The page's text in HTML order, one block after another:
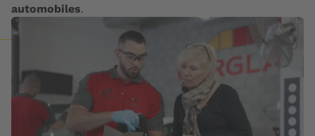
automobiles.